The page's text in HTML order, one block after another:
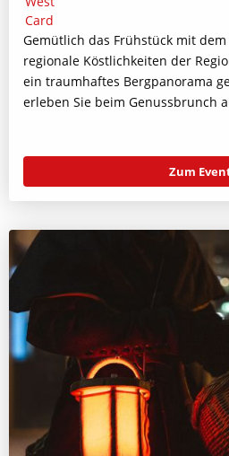
Gemütlich das Frühstück mit
regionale Köstlichkeiten der
ein traumhaftes Bergpanorama
erleben Sie beim Genussbrunch
Zum